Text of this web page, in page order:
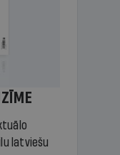
latviešu